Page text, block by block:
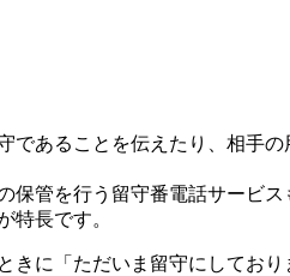
あることを伝えたり、相手
管を行う留守番電話サービ
特長です。
に「ただいま留守にしてお